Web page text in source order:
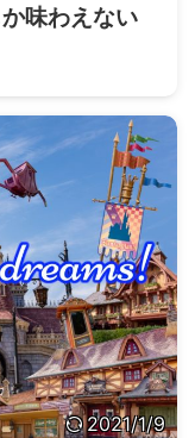
味わえない
2021/1/9